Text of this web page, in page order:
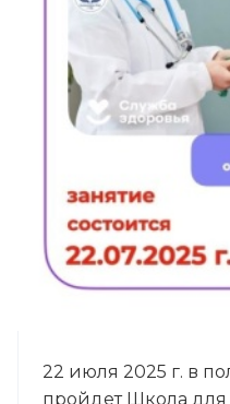
22 июля 2025 г. в
пройдет Школа для